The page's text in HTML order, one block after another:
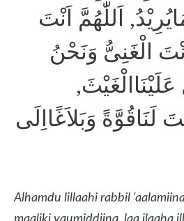
اَللّٰهُمَّ اَنْتَ
الْغَنِىُّ وَنَحْنُ
عَلَيْنَاالْغَيْثَ,
لَنَاقُوَّةً وَبَلاَغًااِلَى
Alhamdu lillaahi rabbil